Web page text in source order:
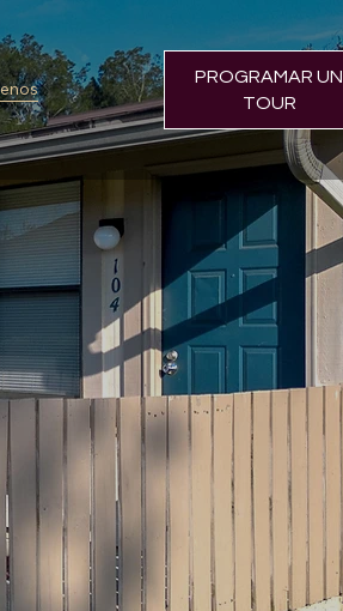
PROGRAMAR UN
TOUR